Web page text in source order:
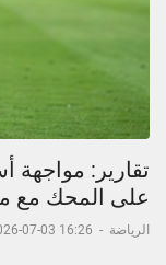
تقارير: مواجهة
على المحك مع
الرياضة -
16:26 03-07-2026